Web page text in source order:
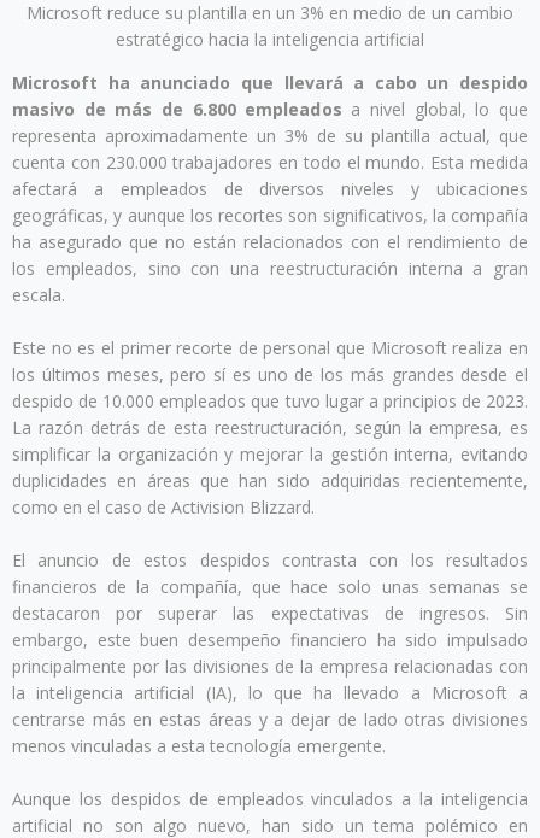
Microsoft reduce su plantilla en un 3% en medio de un cambio
estratégico hacia la inteligencia artificial
Microsoft ha anunciado que llevará a cabo un despido
masivo de más de 6.800 empleados a nivel global, lo que
representa aproximadamente un 3% de su plantilla actual, que
cuenta con 230.000 trabajadores en todo el mundo. Esta medida
afectará a empleados de diversos niveles y ubicaciones
geográficas, y aunque los recortes son significativos, la compañía
ha asegurado que no están relacionados con el rendimiento de
los empleados, sino con una reestructuración interna a gran
escala.
Este no es el primer recorte de personal que Microsoft realiza en
los últimos meses, pero sí es uno de los más grandes desde el
despido de 10.000 empleados que tuvo lugar a principios de 2023.
La razón detrás de esta reestructuración, según la empresa, es
simplificar la organización y mejorar la gestión interna, evitando
duplicidades en áreas que han sido adquiridas recientemente,
como en el caso de Activision Blizzard.
El anuncio de estos despidos contrasta con los resultados
financieros de la compañía, que hace solo unas semanas se
destacaron por superar las expectativas de ingresos. Sin
embargo, este buen desempeño financiero ha sido impulsado
principalmente por las divisiones de la empresa relacionadas con
la inteligencia artificial (IA), lo que ha llevado a Microsoft a
centrarse más en estas áreas y a dejar de lado otras divisiones
menos vinculadas a esta tecnología emergente.
Aunque los despidos de empleados vinculados a la inteligencia
artificial no son algo nuevo, han sido un tema polémico en